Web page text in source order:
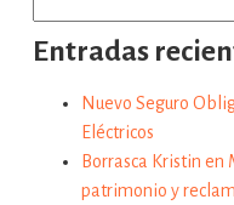
Entradas
Nuevo Seguro
Eléctricos
Borrasca Kristin en
patrimonio y